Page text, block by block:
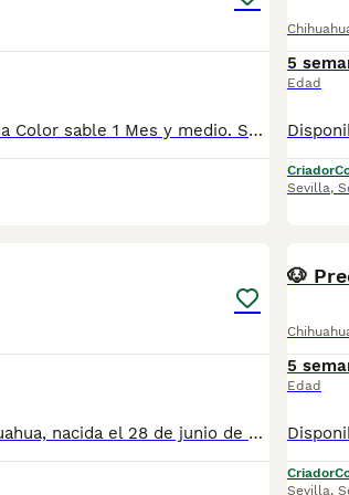
Chihuahua hembra Cabeza manzana Color sable 1 Mes y medio. Se entrega a partir de los Dos meses con vacunas y desparasitaciones correspondientes a la edad de la entrega y cartilla sanitaria. Criada en ambiente familiar
5
Edad
Criador
Sevilla,
Disponible preciosa cachorra Chihuahua, nacida el 28 de junio de 2026. Color: sable, un tono muy bonito y elegante que realza su expresión y belleza. Procede de una excelente línea de sangre, criada en un ambiente familiar, con mucho cariño y una correcta socialización desde sus primeros días de vida. Destaca por su bonita morfología, cabeza tipo manzana, hocico corto y un carácter dulce, cariñoso y equilibrado, ideal como compañera de vida. La cachorra se entregará a partir de los Dos meses de edad, desparasitada según su edad, con cartilla veterinaria, y las vacunas correspondientes. Se enviarán fotos y vídeos actualizados para que puedas seguir su evolución hasta el día de la entrega. Se prioriza la entrega en mano para garantizar el bienestar de la cachorra y que el nuevo propietario pueda conocerla personalmente. También existe la posibilidad de desplazarnos hasta el lugar de entrega, previo acuerdo entre ambas partes. Buscamos una familia responsable que le ofrezca el hogar, el cariño y los cuidados que merece. Para más información, fotos, vídeos o cualquier consulta, no dudes en ponerte en contacto.
🐶
5
Edad
Criador
Sevilla,